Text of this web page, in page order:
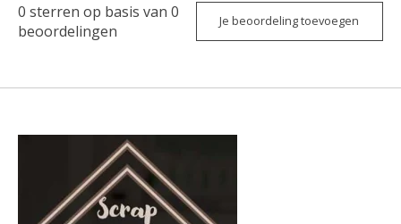
0 sterren op basis van 0
beoordelingen
Je beoordeling toevoegen